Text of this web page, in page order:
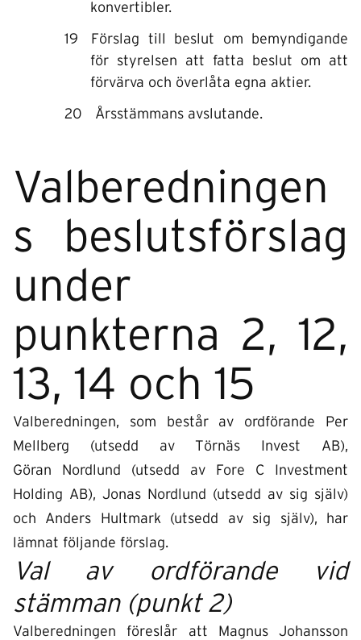
konvertibler.
Förslag till beslut om bemyndigande
för styrelsen att fatta beslut om att
förvärva och överlåta egna aktier.
Årsstämmans avslutande.
Valberedningen
s beslutsförslag
under
punkterna 2, 12,
13, 14 och 15
Valberedningen, som består av ordförande Per
Mellberg (utsedd av Törnäs Invest AB),
Göran Nordlund (utsedd av Fore C Investment
Holding AB), Jonas Nordlund (utsedd av sig själv)
och Anders Hultmark (utsedd av sig själv), har
lämnat följande förslag.
Val av ordförande vid
stämman (punkt 2)
Valberedningen föreslår att Magnus Johansson